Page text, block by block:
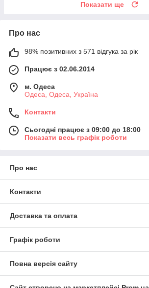
Показати ще
Про нас
98% позитивних з 571 відгука за рік
Працює з 02.06.2014
м. Одеса
Одеса, Одеса, Україна
Контакти
Сьогодні працює з 09:00 до 18:00
Показати весь графік роботи
Про нас
Контакти
Доставка та оплата
Графік роботи
Повна версія сайту